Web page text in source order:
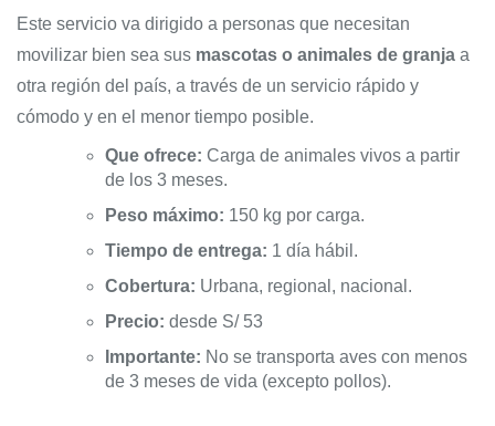
Este servicio va dirigido a personas que necesitan
movilizar bien sea sus mascotas o animales de granja a
otra región del país, a través de un servicio rápido y
cómodo y en el menor tiempo posible.
Que ofrece: Carga de animales vivos a partir
de los 3 meses.
Peso máximo: 150 kg por carga.
Tiempo de entrega: 1 día hábil.
Cobertura: Urbana, regional, nacional.
Precio: desde S/ 53
Importante: No se transporta aves con menos
de 3 meses de vida (excepto pollos).